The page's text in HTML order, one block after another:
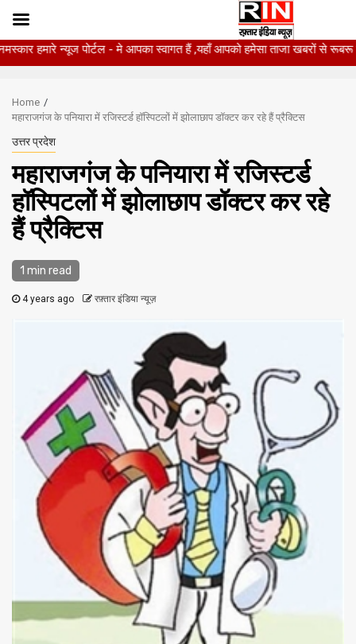
- मे आपका स्वागत हैं ,यहाँ आपको हमेसा ताजा खबरों से रूबरू कराया जाएगा
content
Home
महाराजगंज के पनियारा में रजिस्टर्ड हॉस्पिटलों में झोलाछाप डॉक्टर कर रहे हैं प्रैक्टिस
उत्तर प्रदेश
महाराजगंज के पनियारा में रजिस्टर्ड
हॉस्पिटलों में झोलाछाप डॉक्टर कर रहे
हैं प्रैक्टिस
1 min read
4 years ago रफ़्तार इंडिया न्यूज़